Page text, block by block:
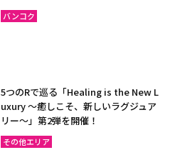
バンコク
5つのRで巡る「Healing is the New L
uxury ～癒しこそ、新しいラグジュア
リー〜」第2弾を開催！
その他エリア